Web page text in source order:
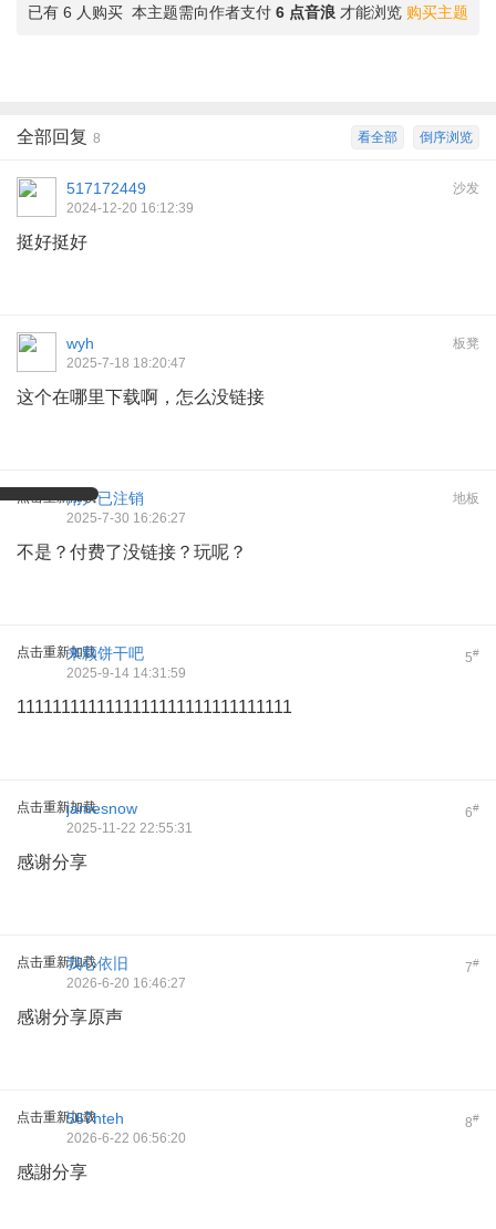
购买主题
已有 6 人购买 本主题需向作者支付 6 点音浪 才能浏览
倒序浏览
看全部
全部回复 8
沙发
517172449
2024-12-20 16:12:39
挺好挺好
板凳
wyh
2025-7-18 18:20:47
这个在哪里下载啊，怎么没链接
点击重新加载 地板
用户已注销
2025-7-30 16:26:27
不是？付费了没链接？玩呢？
点击重新加载 5#
来颗饼干吧
2025-9-14 14:31:59
1111111111111111111111111111111
点击重新加载 6#
jamesnow
2025-11-22 22:55:31
感谢分享
点击重新加载 7#
我心依旧
2026-6-20 16:46:27
感谢分享原声
点击重新加载 8#
567hteh
2026-6-22 06:56:20
感謝分享